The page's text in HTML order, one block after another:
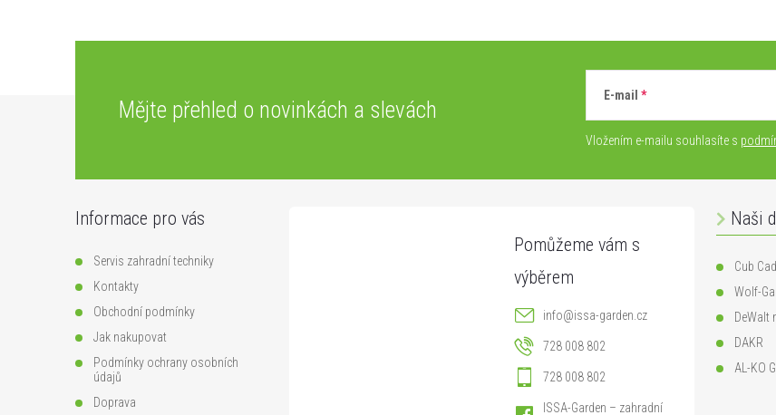
Mějte přehled o novinkách a slevách
E-mail
Vložením e-mailu souhlasíte s
Informace pro vás
Servis zahradní techniky
Kontakty
Obchodní podmínky
Jak nakupovat
Podmínky ochrany osobních
údajů
Doprava
info@issa-garden.cz
728 008 802
728 008 802
ISSA-Garden – zahradní
Naši
Cub
Wolf-
DeWalt
DAKR
AL-KO